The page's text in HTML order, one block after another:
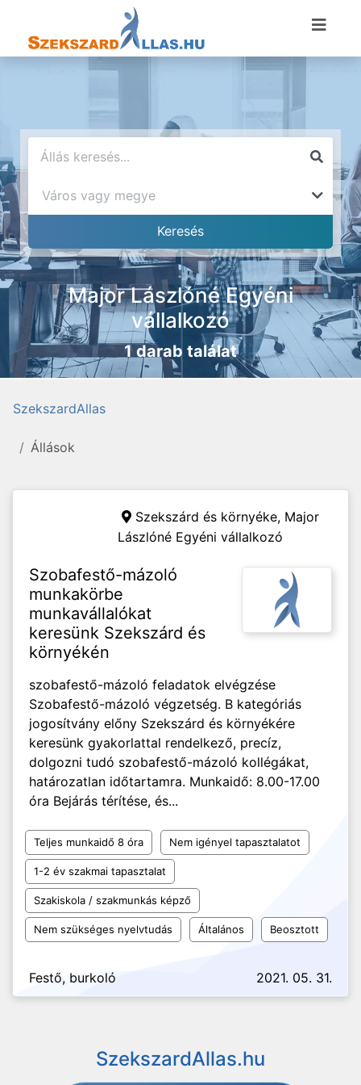
Major Lászlóné Egyéni
vállalkozó
1 darab találat
SzekszardAllas
Állások
Szekszárd és környéke, Major
Lászlóné Egyéni vállalkozó
Szobafestő-mázoló
munkakörbe
munkavállalókat
keresünk Szekszárd és
környékén
szobafestő-mázoló feladatok elvégzése
Szobafestő-mázoló végzetség. B kategóriás
jogosítvány előny Szekszárd és környékére
keresünk gyakorlattal rendelkező, precíz,
dolgozni tudó szobafestő-mázoló kollégákat,
határozatlan időtartamra. Munkaidő: 8.00-17.00
óra Bejárás térítése, és...
Teljes munkaidő 8 óra Nem igényel tapasztalatot
1-2 év szakmai tapasztalat
Szakiskola / szakmunkás képző
Nem szükséges nyelvtudás Általános Beosztott
Festő, burkoló 2021. 05. 31.
SzekszardAllas.hu